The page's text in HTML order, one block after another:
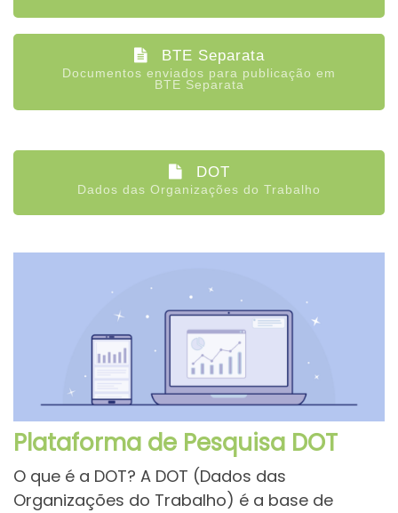
BTE Separata
Documentos enviados para publicação em
BTE Separata
DOT
Dados das Organizações do Trabalho
Plataforma de Pesquisa DOT
O que é a DOT? A DOT (Dados das
Organizações do Trabalho) é a base de